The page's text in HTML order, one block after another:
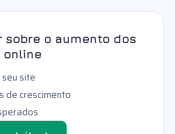
sobre o aumento dos
online
seu site
de crescimento